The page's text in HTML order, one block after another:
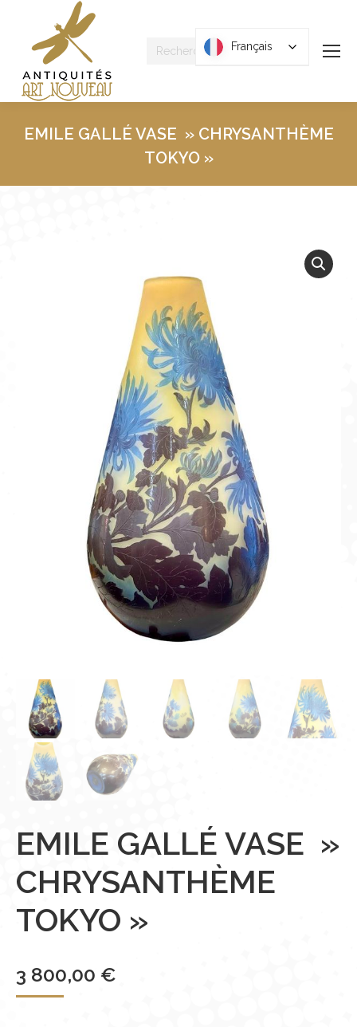
Recherche
EMILE GALLÉ VASE » CHRYSANTHÈME
TOKYO »
EMILE GALLÉ VASE »
CHRYSANTHÈME
TOKYO »
3 800,00 €
Français
Français